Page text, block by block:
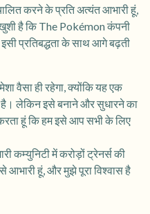
करने के प्रति अत्यंत आभारी हूं,
है कि The Pokémon कंपनी
प्रतिबद्धता के साथ आगे बढ़ती
वैसा ही रहेगा, क्योंकि यह एक
है। लेकिन इसे बनाने और सुधारने का
हूं कि हम इसे आप सभी के लिए
कम्युनिटी में करोड़ों ट्रेनर्स की
आभारी हूं, और मुझे पूरा विश्वास है